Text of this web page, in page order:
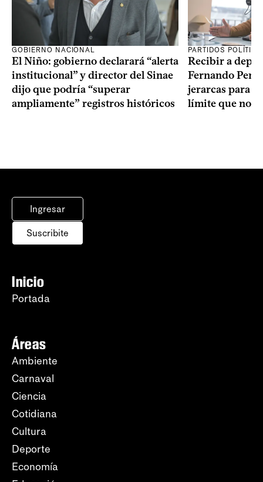
GOBIERNO NACIONAL
El Niño: gobierno declarará “alerta
institucional” y director del Sinae
dijo que podría “superar
ampliamente” registros históricos
PARTIDOS
Recibir a
Fernando
jerarcas para
límite que no
Ingresar
Suscribite
Inicio
Portada
Áreas
Ambiente
Carnaval
Ciencia
Cotidiana
Cultura
Deporte
Economía